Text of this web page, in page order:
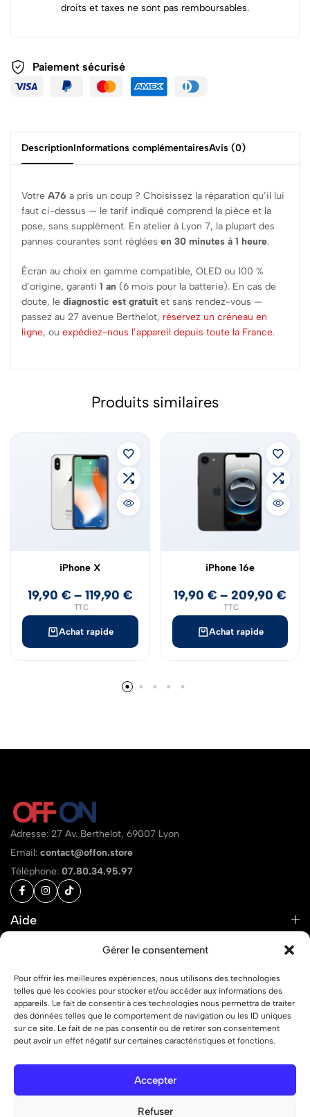
Gérer le consentement
Pour offrir les meilleures expériences, nous utilisons des technologies
telles que les cookies pour stocker et/ou accéder aux informations des
appareils. Le fait de consentir à ces technologies nous permettra de traiter
des données telles que le comportement de navigation ou les ID uniques
sur ce site. Le fait de ne pas consentir ou de retirer son consentement
peut avoir un effet négatif sur certaines caractéristiques et fonctions.
Accepter
Refuser
droits et taxes ne sont pas remboursables.
Paiement sécurisé
DescriptionInformations complémentairesAvis (0)
Votre A76 a pris un coup ? Choisissez la réparation qu’il lui
faut ci-dessus — le tarif indiqué comprend la pièce et la
pose, sans supplément. En atelier à Lyon 7, la plupart des
pannes courantes sont réglées en 30 minutes à 1 heure.
Écran au choix en gamme compatible, OLED ou 100 %
d’origine, garanti 1 an (6 mois pour la batterie). En cas de
doute, le diagnostic est gratuit et sans rendez-vous —
passez au 27 avenue Berthelot, réservez un créneau en
ligne, ou expédiez-nous l’appareil depuis toute la France.
Produits similaires
Achat rapide
iPhone X
19,90 € –119,90 €
TTC
Achat rapide
iPhone 16e
19,90 € –209,90 €
TTC
Adresse: 27 Av. Berthelot, 69007 Lyon
Email: contact@offon.store
Téléphone: 07.80.34.95.97
Aide
© 2026 OFF ON – Tous droits réservés.